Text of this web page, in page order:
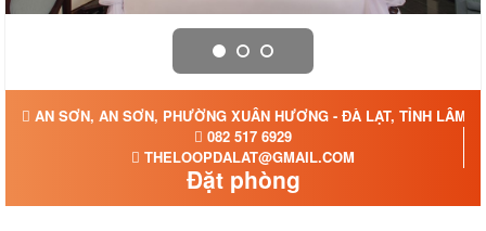
AN SƠN, AN SƠN, PHƯỜNG XUÂN HƯƠNG - ĐÀ LẠT, TỈNH LÂM
082 517 6929
THELOOPDALAT@GMAIL.COM
Đặt phòng